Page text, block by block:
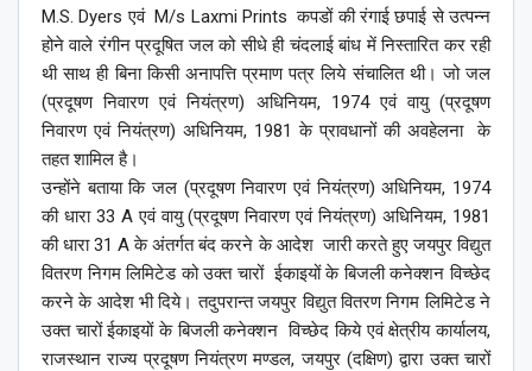
M.S. Dyers एवं M/s Laxmi Prints कपडों की रंगाई छपाई से उत्पन्न
होने वाले रंगीन प्रदूषित जल को सीधे ही चंदलाई बांध में निस्तारित कर रही
थी साथ ही बिना किसी अनापत्ति प्रमाण पत्र लिये संचालित थी। जो जल
(प्रदूषण निवारण एवं नियंत्रण) अधिनियम, 1974 एवं वायु (प्रदूषण
निवारण एवं नियंत्रण) अधिनियम, 1981 के प्रावधानों की अवहेलना के
तहत शामिल है।
उन्होंने बताया कि जल (प्रदूषण निवारण एवं नियंत्रण) अधिनियम, 1974
की धारा 33 A एवं वायु (प्रदूषण निवारण एवं नियंत्रण) अधिनियम, 1981
की धारा 31 A के अंतर्गत बंद करने के आदेश जारी करते हुए जयपुर विद्युत
वितरण निगम लिमिटेड को उक्त चारों ईकाइयों के बिजली कनेक्शन विच्छेद
करने के आदेश भी दिये। तदुपरान्त जयपुर विद्युत वितरण निगम लिमिटेड ने
उक्त चारों ईकाइयों के बिजली कनेक्शन विच्छेद किये एवं क्षेत्रीय कार्यालय,
राजस्थान राज्य प्रदूषण नियंत्रण मण्डल, जयपुर (दक्षिण) द्वारा उक्त चारों